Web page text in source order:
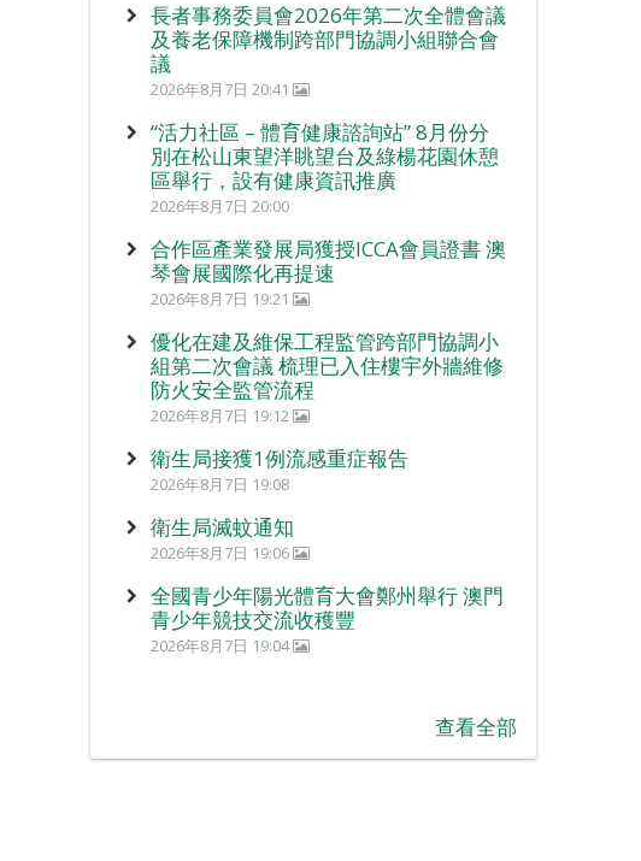
長者事務委員會2026年第二次全體會議
及養老保障機制跨部門協調小組聯合會
議
2026年8月7日 20:41
“活力社區 – 體育健康諮詢站” 8月份分
別在松山東望洋眺望台及綠楊花園休憩
區舉行，設有健康資訊推廣
2026年8月7日 20:00
合作區產業發展局獲授ICCA會員證書 澳
琴會展國際化再提速
2026年8月7日 19:21
優化在建及維保工程監管跨部門協調小
組第二次會議 梳理已入住樓宇外牆維修
防火安全監管流程
2026年8月7日 19:12
衛生局接獲1例流感重症報告
2026年8月7日 19:08
衛生局滅蚊通知
2026年8月7日 19:06
全國青少年陽光體育大會鄭州舉行 澳門
青少年競技交流收穫豐
2026年8月7日 19:04
查看全部